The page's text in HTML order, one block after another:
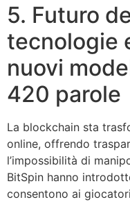
5. Futuro
tecnologie
nuovi
420 parole
La blockchain sta
online, offrendo
l’impossibilità di
BitSpin hanno
consentono ai